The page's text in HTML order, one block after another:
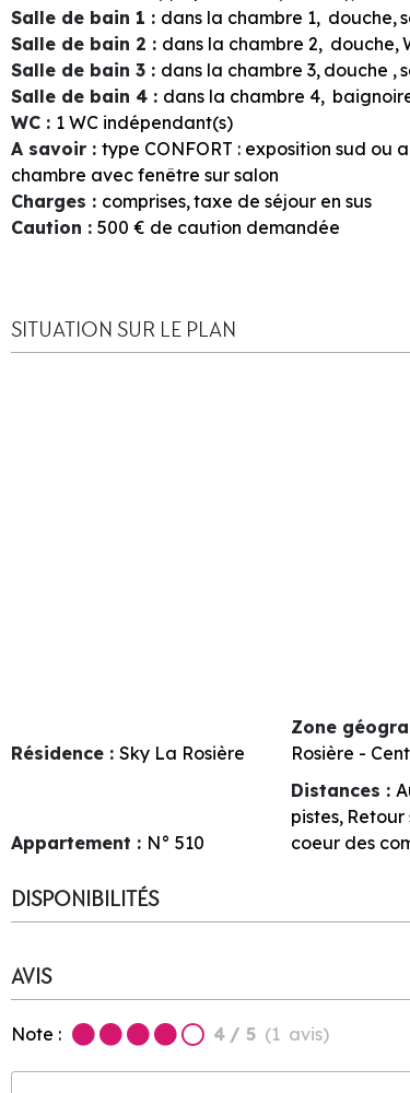
Salle de bain 1 : dans la chambre 1 douche
Salle de bain 2 : dans la chambre 2 douche
Salle de bain 3 : dans la chambre 3 douche
Salle de bain 4 : dans la chambre 4
WC : 1 WC indépendant(s)
A savoir : type CONFORT : exposition sud ou
chambre avec fenêtre sur salon
Charges : comprises taxe de séjour en sus
Caution : 500 € de caution demandée
SITUATION SUR LE PLAN
Résidence : Sky La Rosière
Zone
Rosière -
Appartement : N° 510
Distances :
pistes Retour
coeur des
DISPONIBILITÉS
AVIS
Note : 4 / 5 (1 avis)